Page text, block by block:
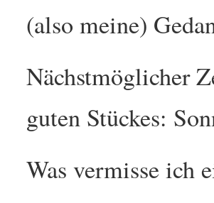
(also meine)
Nächstmöglicher
guten Stückes:
Was vermisse ich